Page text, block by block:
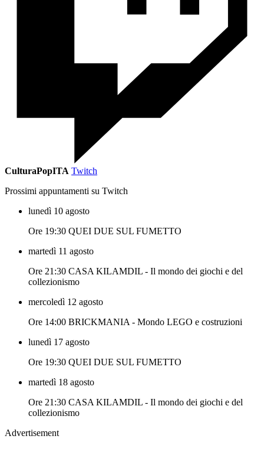
CulturaPopITA Twitch
Prossimi appuntamenti su Twitch
lunedì 10 agosto
Ore 19:30 QUEI DUE SUL FUMETTO
martedì 11 agosto
Ore 21:30 CASA KILAMDIL - Il mondo dei giochi e del
collezionismo
mercoledì 12 agosto
Ore 14:00 BRICKMANIA - Mondo LEGO e costruzioni
lunedì 17 agosto
Ore 19:30 QUEI DUE SUL FUMETTO
martedì 18 agosto
Ore 21:30 CASA KILAMDIL - Il mondo dei giochi e del
collezionismo
Advertisement